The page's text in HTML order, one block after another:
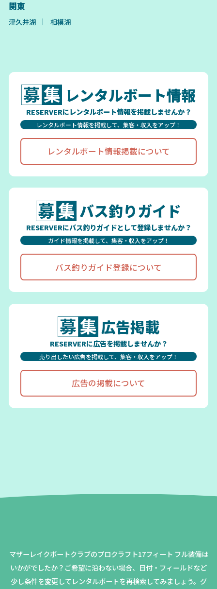
関東
津久井湖 相模湖
レンタルボート情報
RESERVERにレンタルボート情報を掲載しませんか？
レンタルボート情報を掲載して、集客・収入をアップ！
レンタルボート情報掲載について
バス釣りガイド
RESERVERにバス釣りガイドとして登録しませんか？
ガイド情報を掲載して、集客・収入をアップ！
バス釣りガイド登録について
広告掲載
RESERVERに広告を掲載しませんか？
売り出したい広告を掲載して、集客・収入をアップ！
広告の掲載について
マザーレイクボートクラブのプロクラフト17フィート フル装備は
いかがでしたか？ ご希望に沿わない場合、日付・フィールドなど
少し条件を変更してレンタルボートを再検索してみましょう。 グ